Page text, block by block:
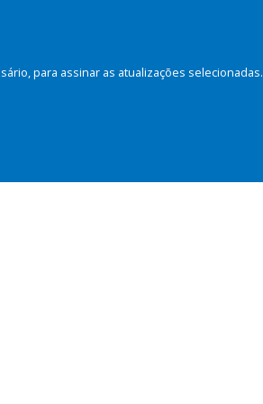
para assinar as atualizações selecionadas.